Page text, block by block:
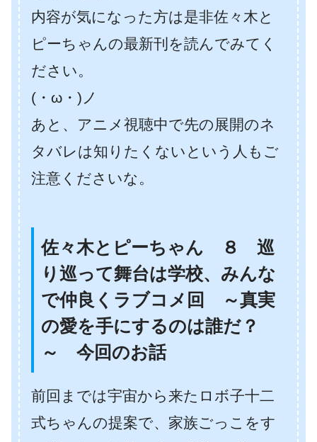
内容が気になった方は是非佐々木と
ピーちゃんの最新刊を読んでみてく
ださい。
(・ω・)ノ
あと、アニメ視聴中で先の展開のネ
タバレは知りたくないという人もご
注意くださいな。
佐々木とピーちゃん ８ 巡
り巡って舞台は学校、みんな
で仲良くラブコメ回 ～真実
の愛を手にするのは誰だ？
～ 今回のお話
前回までは宇宙から来たロボ子十二
式ちゃんの提案で、家族ごっこをす